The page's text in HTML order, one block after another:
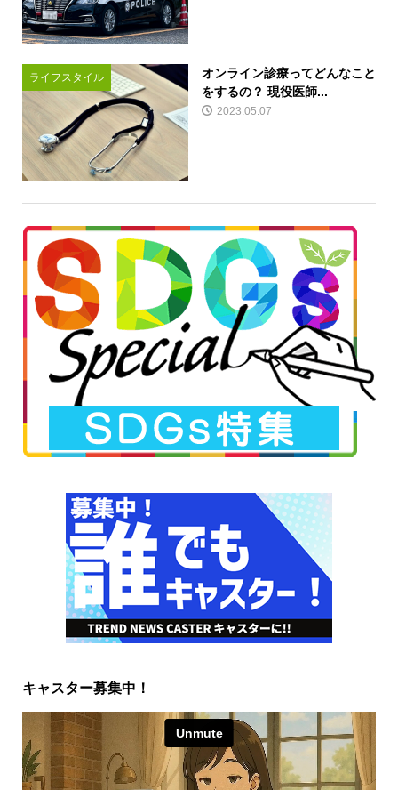
ライフスタイル
オンライン診療ってどんなこと
をするの？ 現役医師...
2023.05.07
キャスター募集中！